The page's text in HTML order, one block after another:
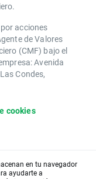
acciones
de Valores
(CMF) bajo el
Avenida
Condes,
cookies
en tu navegador
ayudarte a